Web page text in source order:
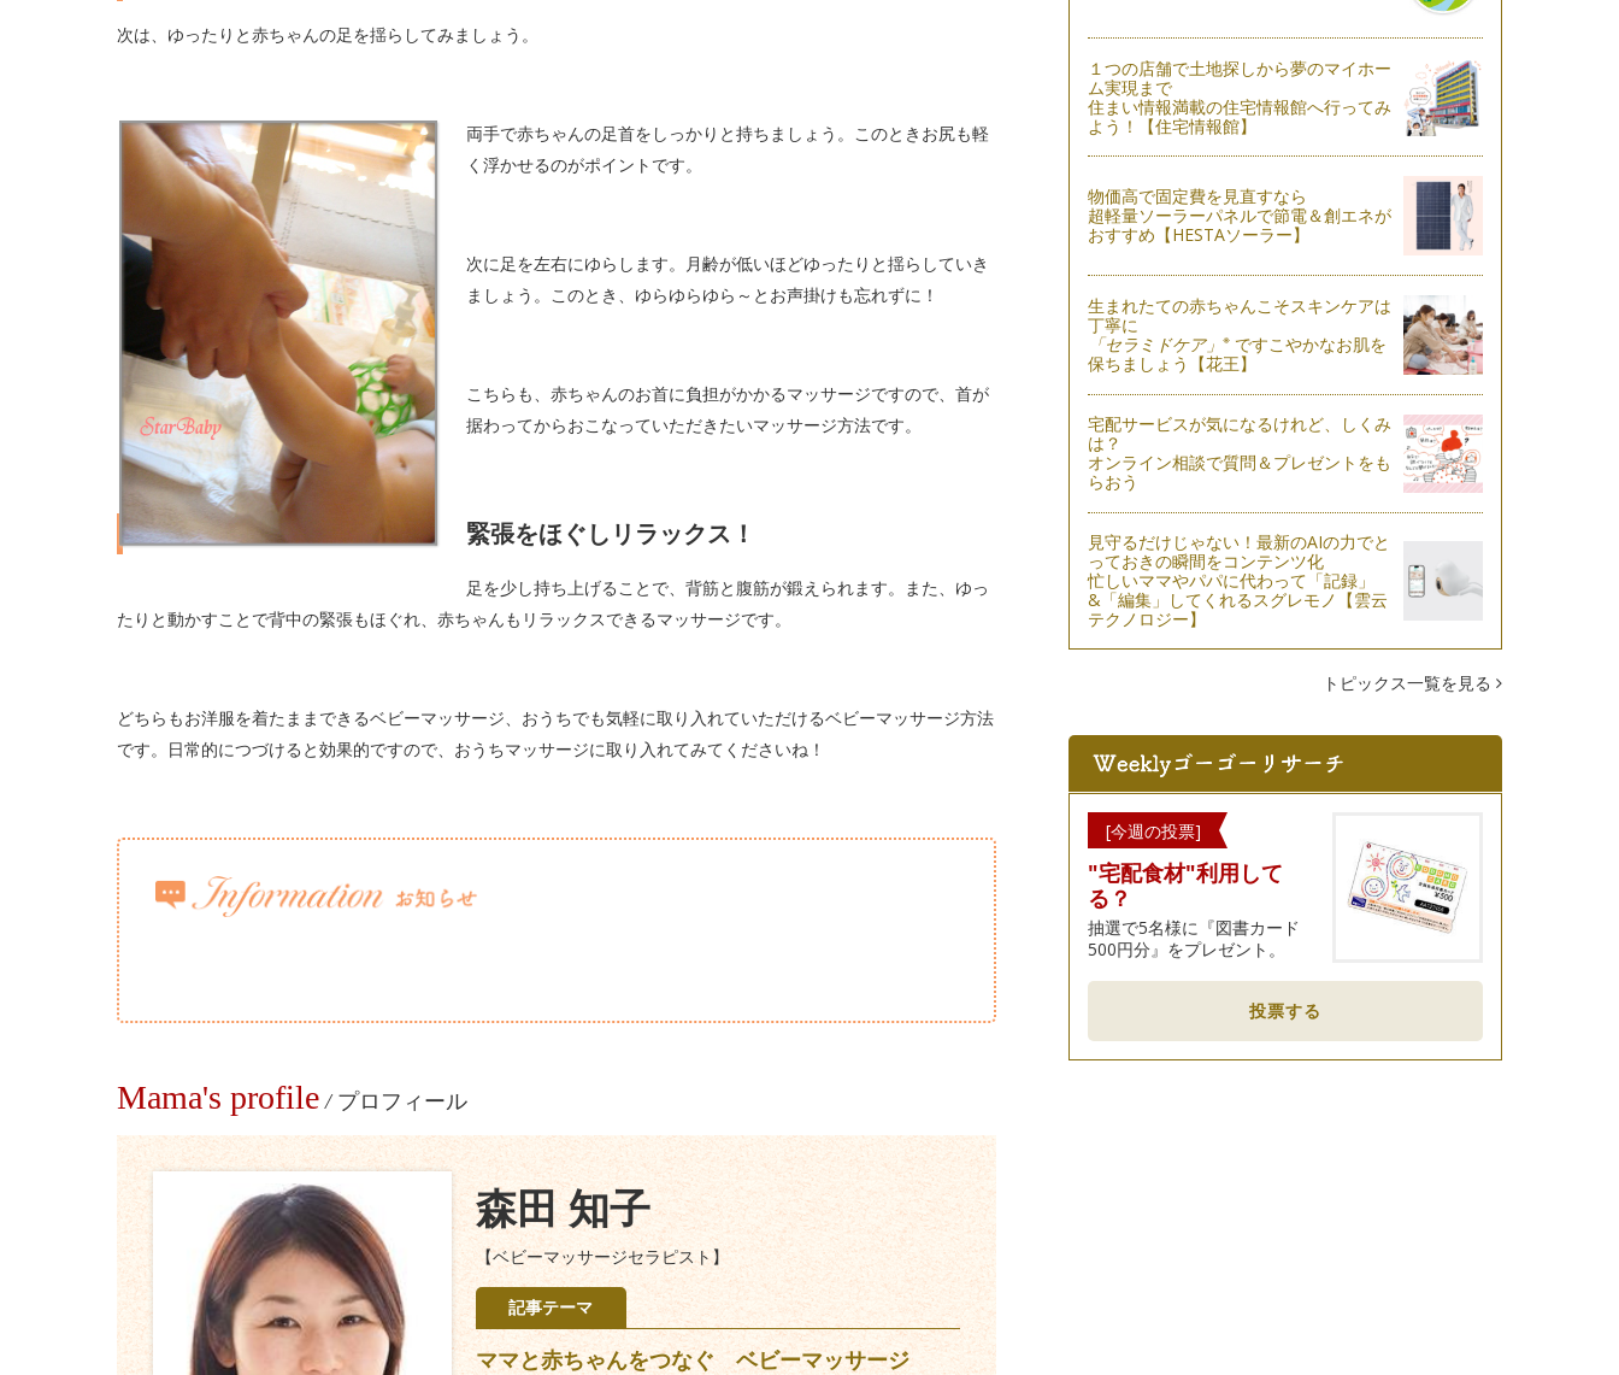
次は、ゆったりと赤ちゃんの足を揺らしてみましょう。
両手で赤ちゃんの足首をしっかりと持ちましょう。このときお尻も軽
く浮かせるのがポイントです。
次に足を左右にゆらします。月齢が低いほどゆったりと揺らしていき
ましょう。このとき、ゆらゆらゆら～とお声掛けも忘れずに！
こちらも、赤ちゃんのお首に負担がかかるマッサージですので、首が
据わってからおこなっていただきたいマッサージ方法です。
緊張をほぐしリラックス！
足を少し持ち上げることで、背筋と腹筋が鍛えられます。また、ゆっ
たりと動かすことで背中の緊張もほぐれ、赤ちゃんもリラックスできるマッサージです。
どちらもお洋服を着たままできるベビーマッサージ、おうちでも気軽に取り入れていただけるベビーマッサージ方法
です。日常的につづけると効果的ですので、おうちマッサージに取り入れてみてくださいね！
Mama's profile / プロフィール
森田 知子
【ベビーマッサージセラピスト】
記事テーマ
ママと赤ちゃんをつなぐ ベビーマッサージ
１つの店舗で土地探しから夢のマイホー
ム実現まで
住まい情報満載の住宅情報館へ行ってみ
よう！【住宅情報館】
物価高で固定費を見直すなら
超軽量ソーラーパネルで節電＆創エネが
おすすめ【HESTAソーラー】
生まれたての赤ちゃんこそスキンケアは
丁寧に
「セラミドケア」 ※ですこやかなお肌を
保ちましょう【花王】
宅配サービスが気になるけれど、しくみ
は？
オンライン相談で質問＆プレゼントをも
らおう
見守るだけじゃない！最新のAIの力でと
っておきの瞬間をコンテンツ化
忙しいママやパパに代わって「記録」
&「編集」してくれるスグレモノ【雲云
テクノロジー】
トピックス一覧を見る
[今週の投票]
"宅配食材"利用して
る？
抽選で5名様に『図書カード
500円分』をプレゼント。
投票する